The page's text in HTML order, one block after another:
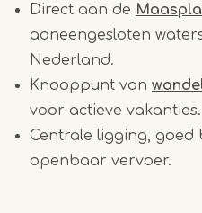
Direct aan de
aaneengesloten
Nederland.
Knooppunt van
voor actieve vakanties.
Centrale ligging,
openbaar vervoer.